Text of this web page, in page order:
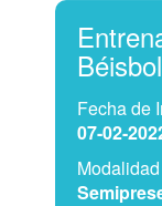
Fecha de
07-02-
Modalidad